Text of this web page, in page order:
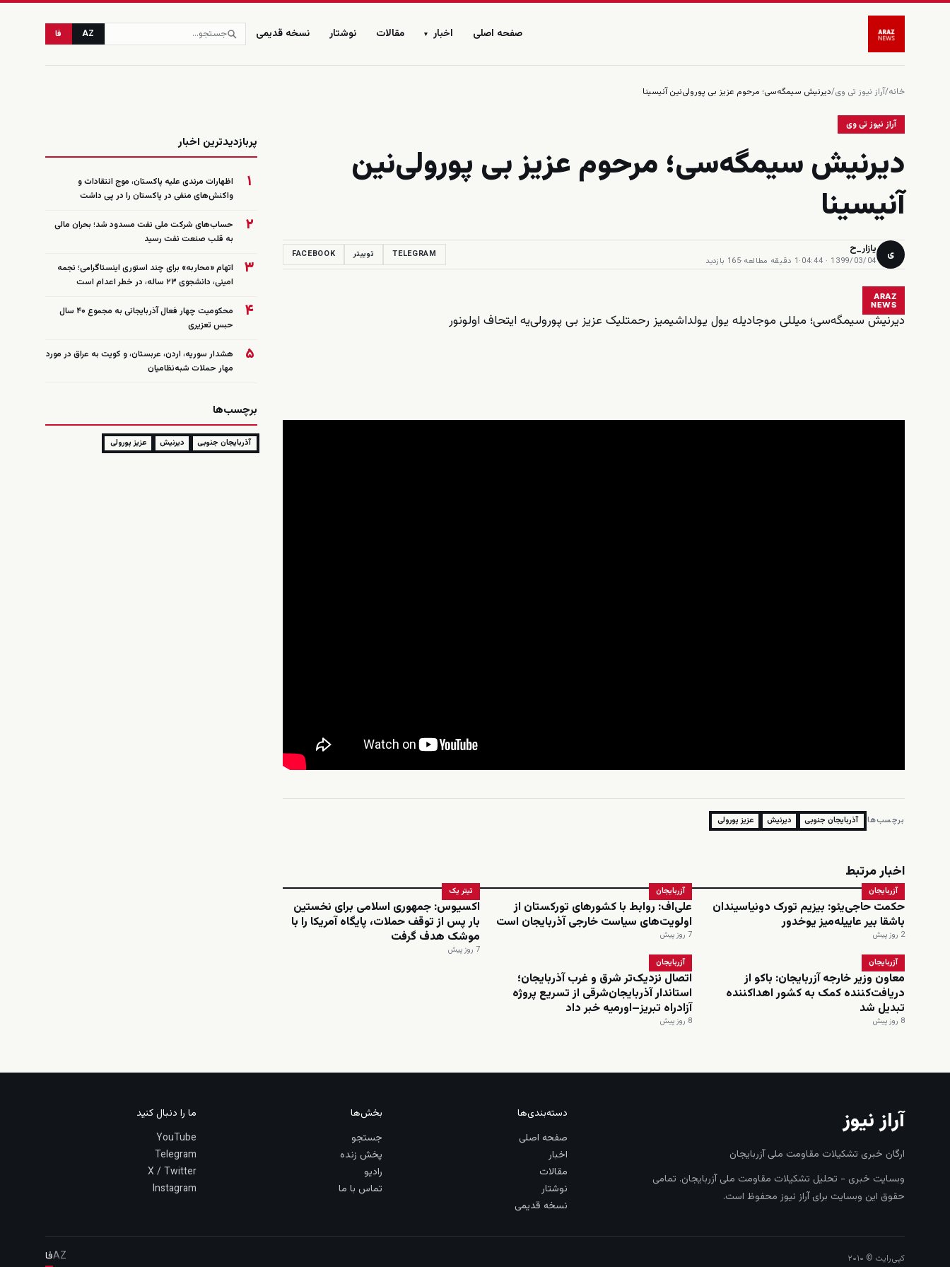
صفحه اصلی اخبار ▾ مقالات نوشتار نسخه قدیمی AZ فا
خانه/آراز نیوز تی وی/دیرنیش سیمگه‌سی؛ مرحوم عزیز بی پورولی‌نین آنیسینا
آراز نیوز تی وی
دیرنیش سیمگه‌سی؛ مرحوم عزیز بی پورولی‌نین
آنیسینا
ی یازار_ح
1399/03/04 · 04:44
·1 دقیقه مطالعه ·165 بازدید
TELEGRAM توییتر FACEBOOK
ARAZ
NEWS
دیرنیش سیمگه‌‌سی؛ میللی موجادیله یول یولداشیمیز رحمتلیک عزیز بی پورولی‌یه ایتحاف اولونور
برچسب‌ها: آذربایجان جنوبی دیرنیش عزیز پورولی
اخبار مرتبط
آزربایجان
حکمت حاجی‌یئو: بیزیم تورک دونیاسیندان
باشقا بیر عاییله‌میز یوخدور
2 روز پیش
آزربایجان
علی‌اف: روابط با کشورهای تورکستان از
اولویت‌های سیاست خارجی آذربایجان است
7 روز پیش
تیتر یک
اکسیوس: جمهوری اسلامی برای نخستین
بار پس از توقف حملات، پایگاه آمریکا را با
موشک هدف گرفت
7 روز پیش
آزربایجان
معاون وزیر خارجه آزربایجان: باکو از
دریافت‌کننده کمک به کشور اهداکننده
تبدیل شد
8 روز پیش
آزربایجان
اتصال نزدیک‌تر شرق و غرب آذربایجان؛
استاندار آذربایجان‌شرقی از تسریع پروژه
آزادراه تبریز–اورمیه خبر داد
8 روز پیش
پربازدیدترین اخبار
۱
اظهارات مرندی علیه پاکستان، موج انتقادات و
واکنش‌های منفی در پاکستان را در پی داشت
۲
حساب‌های شرکت ملی نفت مسدود شد؛ بحران مالی
به قلب صنعت نفت رسید
۳
اتهام «محاربه» برای چند استوری اینستاگرامی؛ نجمه
امینی، دانشجوی ۲۳ ساله، در خطر اعدام است
۴
محکومیت چهار فعال آذربایجانی به مجموع ۴۰ سال
حبس تعزیری
۵
هشدار سوریه، اردن، عربستان، و کویت به عراق در مورد
مهار حملات شبه‌نظامیان
برچسب‌ها
آذربایجان جنوبی دیرنیش عزیز پورولی
آراز نیوز
ارگان خبری تشکیلات مقاومت ملی آزربایجان
وبسایت خبری - تحلیل تشکیلات مقاومت ملی آزربایجان. تمامی
حقوق این وبسایت برای آراز نیوز محفوظ است.
دسته‌بندی‌ها
صفحه اصلی
اخبار
مقالات
نوشتار
نسخه قدیمی
بخش‌ها
جستجو
پخش زنده
رادیو
تماس با ما
ما را دنبال کنید
YouTube
Telegram
X / Twitter
Instagram
کپی‌رایت © ۲۰۱۰ AZفا